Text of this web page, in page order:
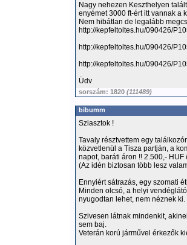
Nagy nehezen Keszthelyen
enyémet 3000 ft-ért itt vannak a
Nem hibátlan de legalább
http://kepfeltoltes.hu/090426/
http://kepfeltoltes.hu/090426/
http://kepfeltoltes.hu/090426/
Üdv
sorszám: 1820 (111489)
bibumm
Sziasztok !
Tavaly résztvettem egy
közvetlenül a Tisza partján, a
napot, baráti áron !! 2.500,- HUF
(Az idén biztosan több lesz
Ennyiért sátrazás, egy szomati
Minden olcsó, a helyi
nyugodtan lehet, nem néznek ki.
Szivesen látnak mindenkit,
sem baj.
Veterán korú járművel érkezők